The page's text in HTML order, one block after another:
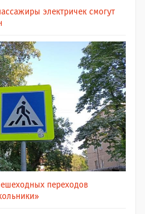
электричек смогут
переходов